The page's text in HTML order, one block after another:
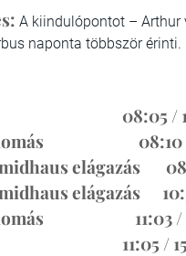
A kiindulópontot – Arthur
naponta többször érinti.
08:05 / 10:30
08:10 /
elágazás
elágazás
11:03 /
11:05 /